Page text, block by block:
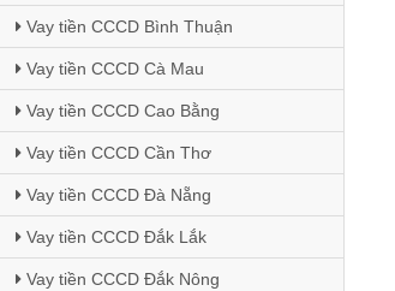
Vay tiền CCCD Bình Thuận
Vay tiền CCCD Cà Mau
Vay tiền CCCD Cao Bằng
Vay tiền CCCD Cần Thơ
Vay tiền CCCD Đà Nẵng
Vay tiền CCCD Đắk Lắk
Vay tiền CCCD Đắk Nông